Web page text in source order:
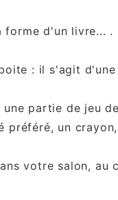
d'un livre... .
: il s'agit
partie de jeu
préféré, un
votre salon,